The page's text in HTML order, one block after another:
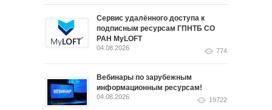
Сервис удалённого доступа к
подписным ресурсам ГПНТБ СО
РАН MyLOFT
04.08.2026 774
Вебинары по зарубежным
информационным ресурсам!
04.08.2026 19722